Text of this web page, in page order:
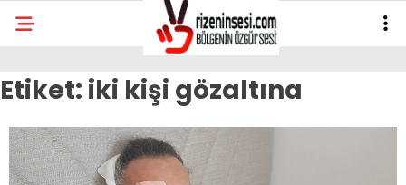
Etiket: iki kişi gözaltına